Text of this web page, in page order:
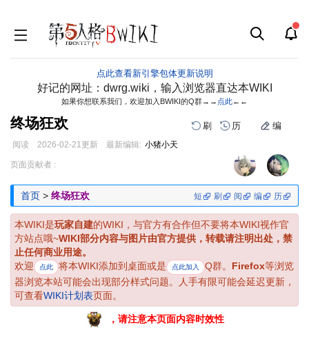
点此查看新引擎包体更新说明
好记的网址：dwrg.wiki，输入浏览器直达本WIKI
如果你想联系我们，欢迎加入BWIKI的Q群→→ 点此←←
终场狂欢 刷 历 编
阅读 2026-02-21更新 最新编辑: 小猪小天
跳
导
跳
搜
页面贡献者 :
首页 > 终场狂欢 短 刷 阅 编 历
本WIKI是玩家自建的WIKI，与官方有合作但不要将本WIKI视作官
方站点哦~WIKI部分内容与图片由官方提供，转载请注明出处，禁
止任何商业用途。
欢迎
点此 将本WIKI添加到桌面或是 点此加入 Q群。 Firefox等浏览
器浏览本站可能会出现部分样式问题。人手有限可能会延迟更新，
可查看WIKI计划表页面。
，请注意本页面内容时效性